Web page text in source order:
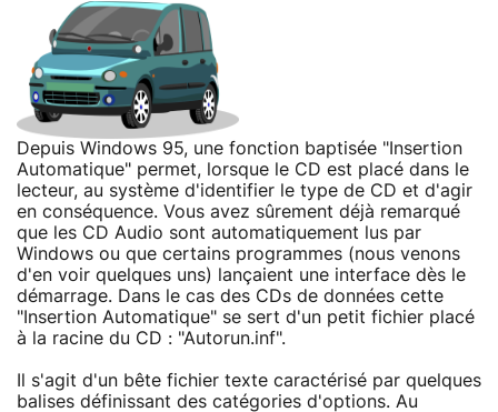
Depuis Windows 95, une fonction baptisée "Insertion
Automatique" permet, lorsque le CD est placé dans le
lecteur, au système d'identifier le type de CD et d'agir
en conséquence. Vous avez sûrement déjà remarqué
que les CD Audio sont automatiquement lus par
Windows ou que certains programmes (nous venons
d'en voir quelques uns) lançaient une interface dès le
démarrage. Dans le cas des CDs de données cette
"Insertion Automatique" se sert d'un petit fichier placé
à la racine du CD : "Autorun.inf".
Il s'agit d'un bête fichier texte caractérisé par quelques
balises définissant des catégories d'options. Au